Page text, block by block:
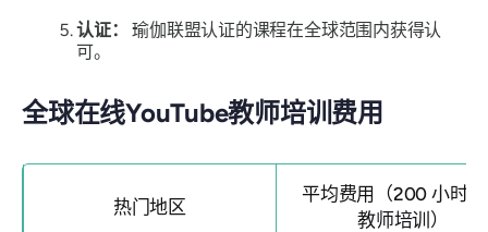
认证：
瑜伽联盟认证的课程在全球范围内获得认
可。
全球在线YouTube教师培训费用
热门地区
平均费用（200 小时
教师培训）